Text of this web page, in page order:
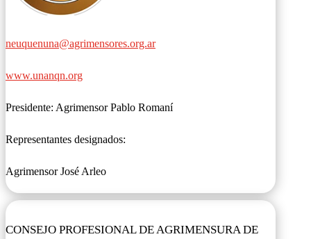
neuquenuna@agrimensores.org.ar
www.unanqn.org
Presidente: Agrimensor Pablo Romaní
Representantes designados:
Agrimensor José Arleo
CONSEJO PROFESIONAL DE AGRIMENSURA DE